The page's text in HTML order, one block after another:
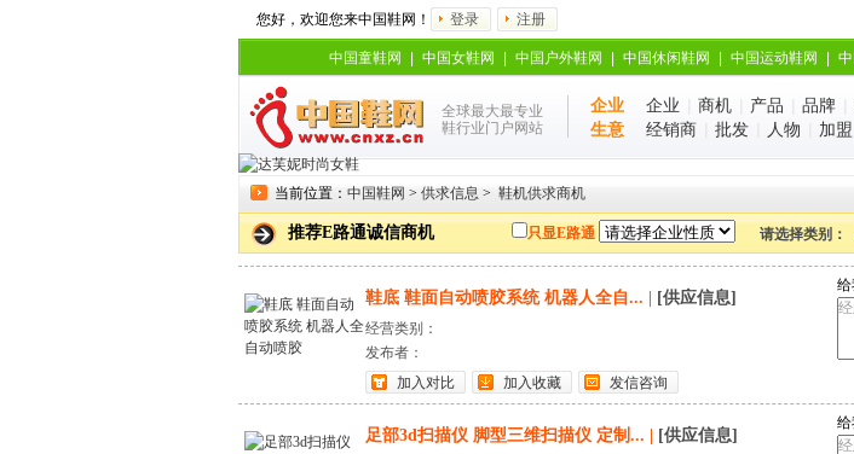
您好，欢迎您来中国鞋网！ 登录 注册
中国童鞋网 中国女鞋网 中国户外鞋网 中国休闲鞋网 中国运动鞋网
全球最大最专业
鞋行业门户网站
企业
生意
企业 商机 产品 品牌
经销商
批发 人物 加盟
当前位置： 中国鞋网 > 供求信息 > 鞋机供求商机
推荐E路通诚信商机 请选择类别：
只显E路通
鞋底 鞋面自动喷胶系统 机器人全自... [供应信息]
经营类别：
发布者：
加入对比
加入收藏 发信咨询
给
足部3d扫描仪 脚型三维扫描仪 定制... [供应信息]
给